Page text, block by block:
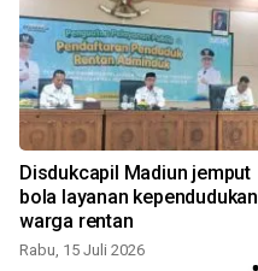
Disdukcapil Madiun jemput
bola layanan kependudukan
warga rentan
Rabu, 15 Juli 2026